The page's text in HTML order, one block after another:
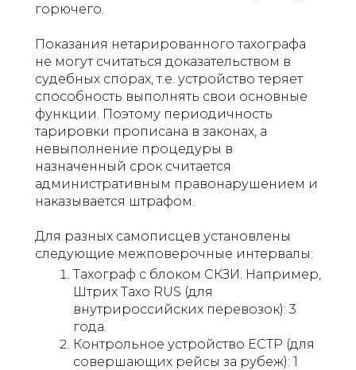
горючего.
Показания нетарированного тахографа
не могут считаться доказательством в
судебных спорах, т.е. устройство теряет
способность выполнять свои основные
функции. Поэтому периодичность
тарировки прописана в законах, а
невыполнение процедуры в
назначенный срок считается
административным правонарушением и
наказывается штрафом.
Для разных самописцев установлены
следующие межповерочные интервалы:
Тахограф с блоком СКЗИ. Например,
Штрих Тахо RUS (для
внутрироссийских перевозок): 3
года.
Контрольное устройство ЕСТР (для
совершающих рейсы за рубеж): 1